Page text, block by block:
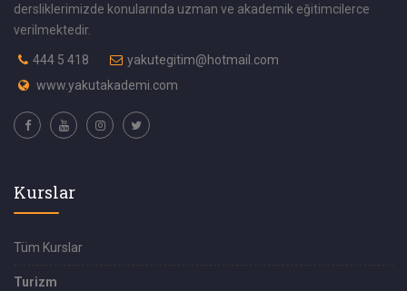
dersliklerimizde konularında uzman ve akademik eğitimcilerce
verilmektedir.
444 5 418
yakutegitim@hotmail.com
www.yakutakademi.com
Kurslar
Tüm Kurslar
Turizm